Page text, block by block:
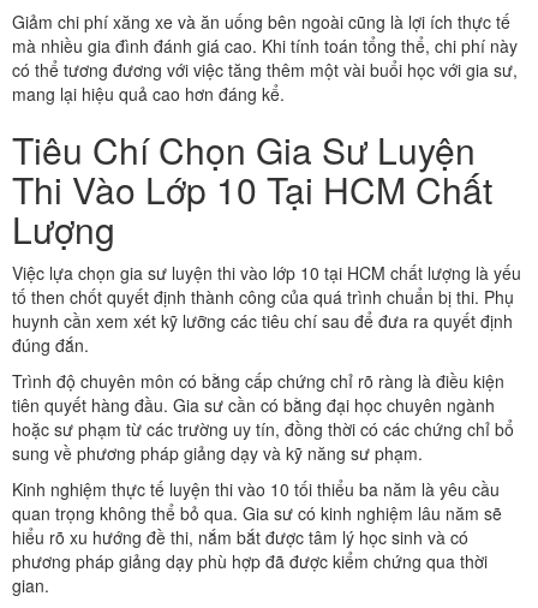
Giảm chi phí xăng xe và ăn uống bên ngoài cũng là lợi ích thực tế
mà nhiều gia đình đánh giá cao. Khi tính toán tổng thể, chi phí này
có thể tương đương với việc tăng thêm một vài buổi học với gia sư,
mang lại hiệu quả cao hơn đáng kể.
Tiêu Chí Chọn Gia Sư Luyện
Thi Vào Lớp 10 Tại HCM Chất
Lượng
Việc lựa chọn gia sư luyện thi vào lớp 10 tại HCM chất lượng là yếu
tố then chốt quyết định thành công của quá trình chuẩn bị thi. Phụ
huynh cần xem xét kỹ lưỡng các tiêu chí sau để đưa ra quyết định
đúng đắn.
Trình độ chuyên môn có bằng cấp chứng chỉ rõ ràng là điều kiện
tiên quyết hàng đầu. Gia sư cần có bằng đại học chuyên ngành
hoặc sư phạm từ các trường uy tín, đồng thời có các chứng chỉ bổ
sung về phương pháp giảng dạy và kỹ năng sư phạm.
Kinh nghiệm thực tế luyện thi vào 10 tối thiểu ba năm là yêu cầu
quan trọng không thể bỏ qua. Gia sư có kinh nghiệm lâu năm sẽ
hiểu rõ xu hướng đề thi, nắm bắt được tâm lý học sinh và có
phương pháp giảng dạy phù hợp đã được kiểm chứng qua thời
gian.